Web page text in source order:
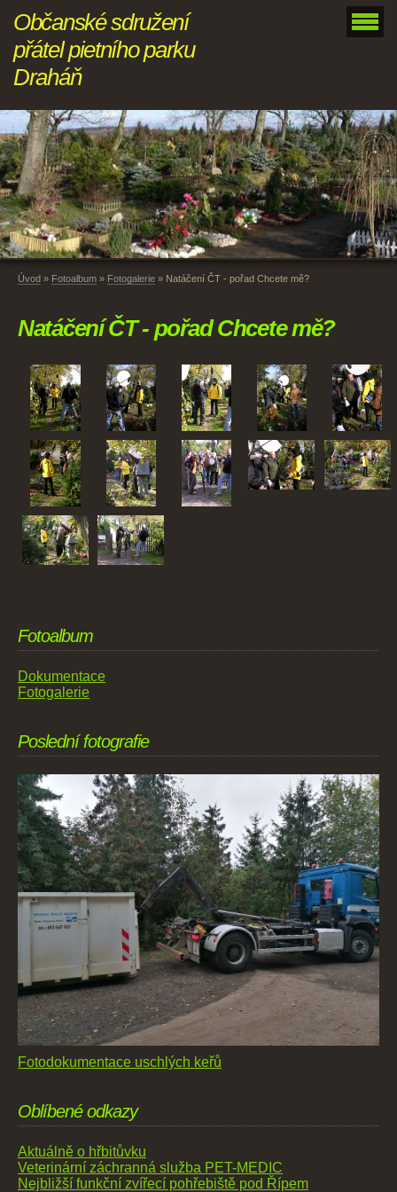
Občanské sdružení
přátel pietního parku
Draháň
Úvod » Fotoalbum » Fotogalerie » Natáčení ČT - pořad Chcete mě?
Natáčení ČT - pořad Chcete mě?
Fotoalbum
Dokumentace
Fotogalerie
Poslední fotografie
Fotodokumentace uschlých keřů
Oblíbené odkazy
Aktuálně o hřbitůvku
Veterinární záchranná služba PET-MEDIC
Nejbližší funkční zvířecí pohřebiště pod Řípem